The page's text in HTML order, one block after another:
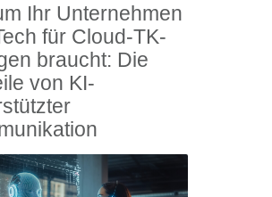
Ihr Unternehmen
für Cloud-TK-
braucht: Die
von KI-